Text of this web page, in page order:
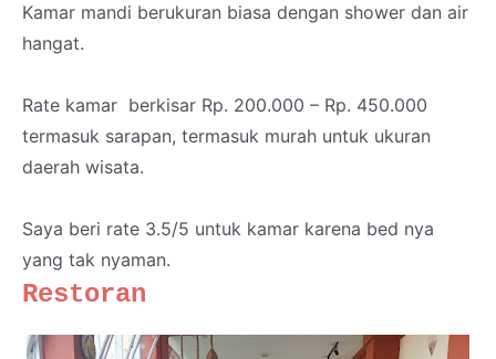
Kamar mandi berukuran biasa dengan shower dan air
hangat.
Rate kamar berkisar Rp. 200.000 – Rp. 450.000
termasuk sarapan, termasuk murah untuk ukuran
daerah wisata.
Saya beri rate 3.5/5 untuk kamar karena bed nya
yang tak nyaman.
Restoran